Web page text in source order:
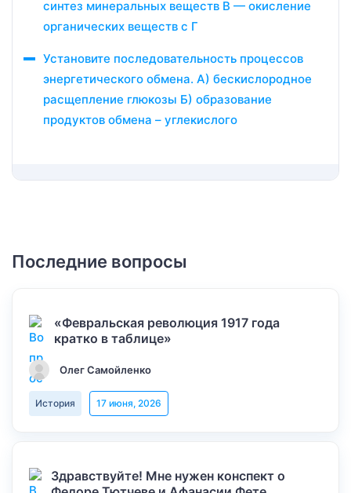
синтез минеральных веществ В — окисление
органических веществ с Г
Установите последовательность процессов
энергетического обмена. А) бескислородное
расщепление глюкозы Б) образование
продуктов обмена – углекислого
Последние вопросы
«Февральская революция 1917 года
кратко в таблице»
Олег Самойленко
История 17 июня, 2026
Здравствуйте! Мне нужен конспект о